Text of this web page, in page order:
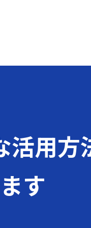
活用方
す